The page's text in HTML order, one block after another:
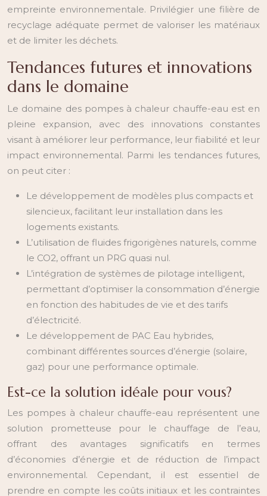
empreinte environnementale. Privilégier une filière de
recyclage adéquate permet de valoriser les matériaux
et de limiter les déchets.
Tendances futures et innovations
dans le domaine
Le domaine des pompes à chaleur chauffe-eau est en
pleine expansion, avec des innovations constantes
visant à améliorer leur performance, leur fiabilité et leur
impact environnemental. Parmi les tendances futures,
on peut citer :
Le développement de modèles plus compacts et
silencieux, facilitant leur installation dans les
logements existants.
L’utilisation de fluides frigorigènes naturels, comme
le CO2, offrant un PRG quasi nul.
L’intégration de systèmes de pilotage intelligent,
permettant d’optimiser la consommation d’énergie
en fonction des habitudes de vie et des tarifs
d’électricité.
Le développement de PAC Eau hybrides,
combinant différentes sources d’énergie (solaire,
gaz) pour une performance optimale.
Est-ce la solution idéale pour vous?
Les pompes à chaleur chauffe-eau représentent une
solution prometteuse pour le chauffage de l’eau,
offrant des avantages significatifs en termes
d’économies d’énergie et de réduction de l’impact
environnemental. Cependant, il est essentiel de
prendre en compte les coûts initiaux et les contraintes